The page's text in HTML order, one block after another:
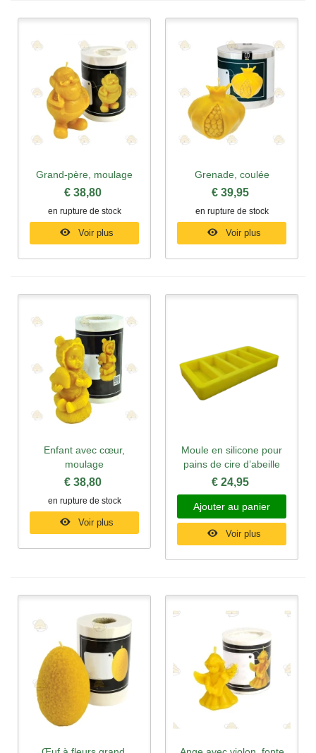
Grand-père, moulage
€ 38,80
en rupture de stock
Voir plus
Grenade, coulée
€ 39,95
en rupture de stock
Voir plus
Enfant avec cœur,
moulage
€ 38,80
en rupture de stock
Voir plus
Moule en silicone pour
pains de cire d’abeille
€ 24,95
Ajouter au panier
Voir plus